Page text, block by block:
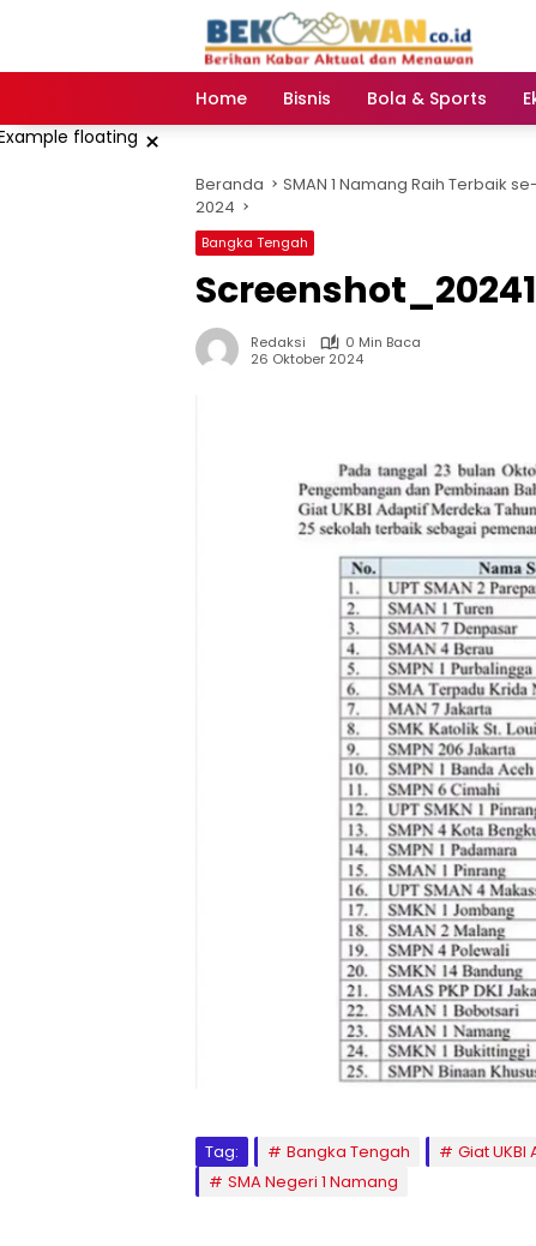
Home
Bisnis Bola & Sports
×
Beranda
SMAN 1 Namang Raih Terbaik
2024
Bangka Tengah
Redaksi
0 Min Baca
26 Oktober 2024
Tag: Bangka Tengah Giat
SMA Negeri 1 Namang